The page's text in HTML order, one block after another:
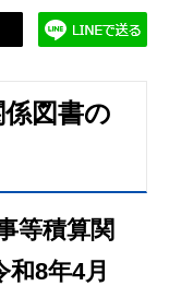
図書の
等積算関
8年4月